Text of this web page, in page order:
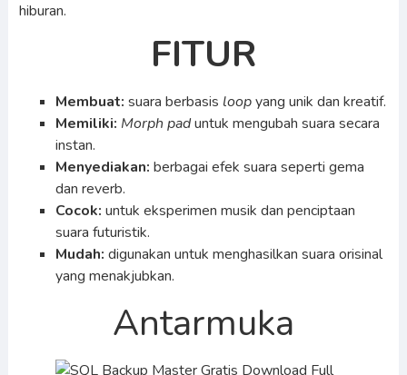
hiburan.
FITUR
Membuat: suara berbasis loopyang unik dan kreatif.
Memiliki: Morph paduntuk mengubah suara secara
instan.
Menyediakan: berbagai efek suara seperti gema
dan reverb.
Cocok: untuk eksperimen musik dan penciptaan
suara futuristik.
Mudah: digunakan untuk menghasilkan suara orisinal
yang menakjubkan.
Antarmuka